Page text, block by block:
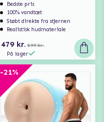
Bedste pris
100% vandtæt
Støbt direkte fra stjernen
Realistisk hudmateriale
479 kr. 599 kr.
På lager
-21%